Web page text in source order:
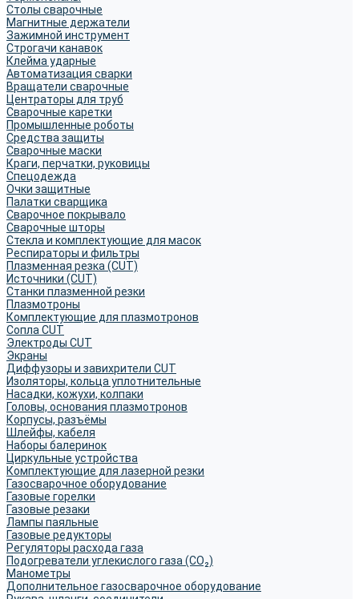
Столы сварочные
Магнитные держатели
Зажимной инструмент
Строгачи канавок
Клейма ударные
Автоматизация сварки
Вращатели сварочные
Центраторы для труб
Сварочные каретки
Промышленные роботы
Средства защиты
Сварочные маски
Краги, перчатки, руковицы
Спецодежда
Очки защитные
Палатки сварщика
Сварочное покрывало
Сварочные шторы
Стекла и комплектующие для масок
Респираторы и фильтры
Плазменная резка (CUT)
Источники (CUT)
Станки плазменной резки
Плазмотроны
Комплектующие для плазмотронов
Сопла CUT
Электроды CUT
Экраны
Диффузоры и завихрители CUT
Изоляторы, кольца уплотнительные
Насадки, кожухи, колпаки
Головы, основания плазмотронов
Корпусы, разъёмы
Шлейфы, кабеля
Наборы балеринок
Циркульные устройства
Комплектующие для лазерной резки
Газосварочное оборудование
Газовые горелки
Газовые резаки
Лампы паяльные
Газовые редукторы
Регуляторы расхода газа
Подогреватели углекислого газа (CO₂)
Манометры
Дополнительное газосварочное оборудование